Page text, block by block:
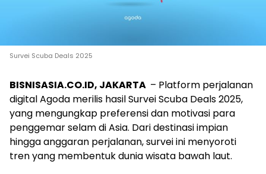
Survei Scuba Deals 2025
BISNISASIA.CO.ID, JAKARTA – Platform perjalanan
digital Agoda merilis hasil Survei Scuba Deals 2025,
yang mengungkap preferensi dan motivasi para
penggemar selam di Asia. Dari destinasi impian
hingga anggaran perjalanan, survei ini menyoroti
tren yang membentuk dunia wisata bawah laut.